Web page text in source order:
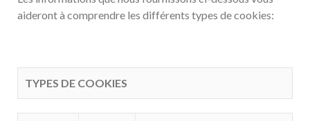
aideront à comprendre les différents types de cookies:
TYPES DE COOKIES